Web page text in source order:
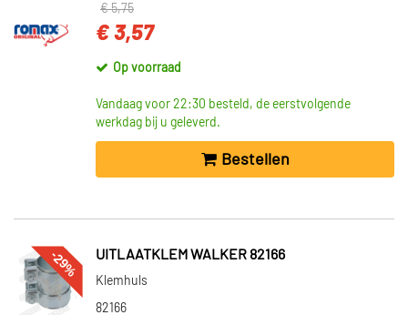
€ 5,75
€ 3,57
Op voorraad
Vandaag voor 22:30 besteld, de eerstvolgende
werkdag bij u geleverd.
Bestellen
-29% UITLAATKLEM WALKER 82166
Klemhuls
82166